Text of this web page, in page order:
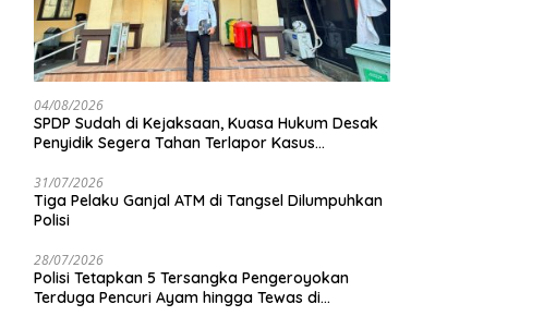
04/08/2026
SPDP Sudah di Kejaksaan, Kuasa Hukum Desak
Penyidik Segera Tahan Terlapor Kasus
31/07/2026
Tiga Pelaku Ganjal ATM di Tangsel Dilumpuhkan
Polisi
28/07/2026
Polisi Tetapkan 5 Tersangka Pengeroyokan
Terduga Pencuri Ayam hingga Tewas di